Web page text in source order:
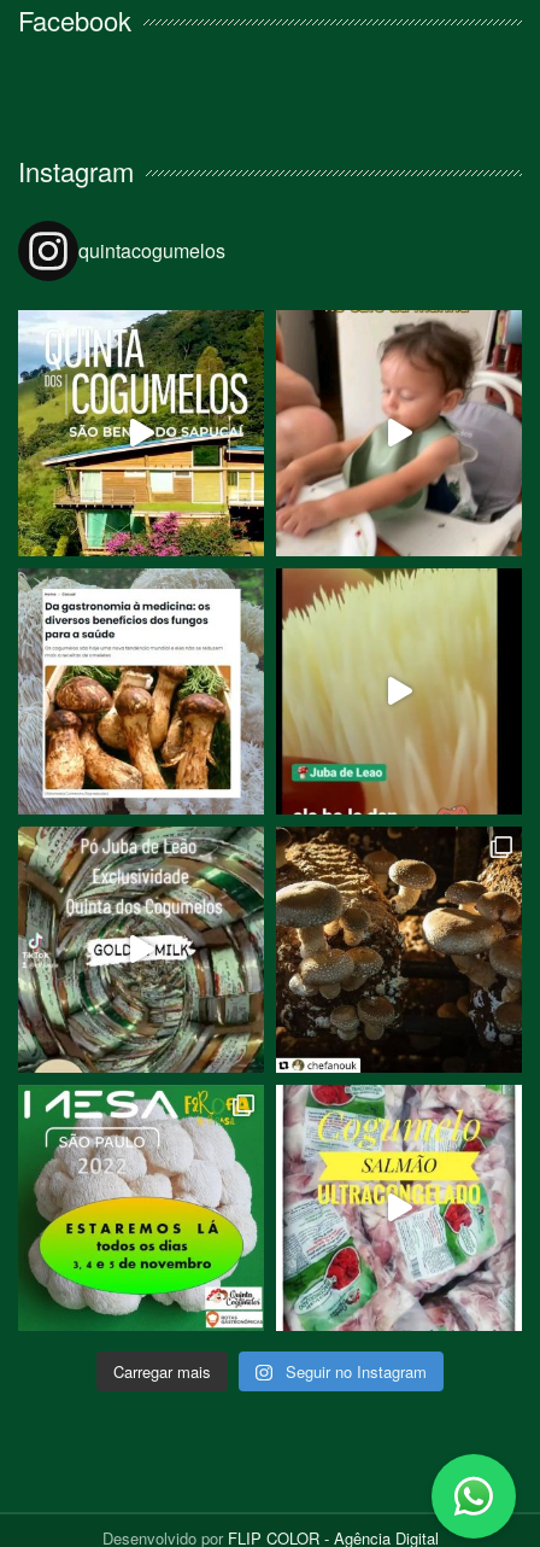
Facebook
Instagram
quintacogumelos
Carregar mais Seguir no Instagram
Desenvolvido por FLIP COLOR - Agência Digital